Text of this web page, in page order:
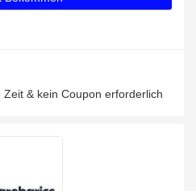
& kein Coupon erforderlich